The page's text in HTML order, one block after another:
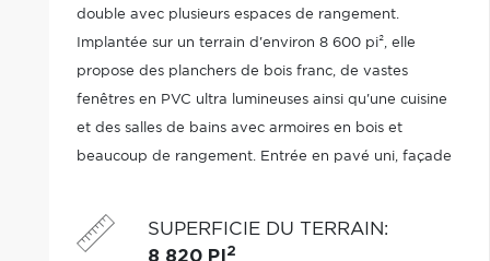
double avec plusieurs espaces de rangement.
Implantée sur un terrain d'environ 8 600 pi², elle
propose des planchers de bois franc, de vastes
fenêtres en PVC ultra lumineuses ainsi qu'une cuisine
et des salles de bains avec armoires en bois et
beaucoup de rangement. Entrée en pavé uni, façade
et services.
SUPERFICIE DU TERRAIN:
8 820 PI 2